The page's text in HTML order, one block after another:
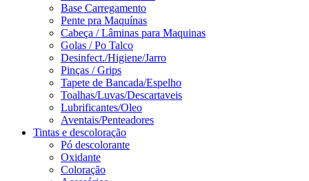
Base Carregamento
Pente pra Maquínas
Cabeça / Lâminas para Maquinas
Golas / Po Talco
Desinfect./Higiene/Jarro
Pinças / Grips
Tapete de Bancada/Espelho
Toalhas/Luvas/Descartaveis
Lubrificantes/Oleo
Aventais/Penteadores
Tintas e descoloração
Pó descolorante
Oxidante
Coloração